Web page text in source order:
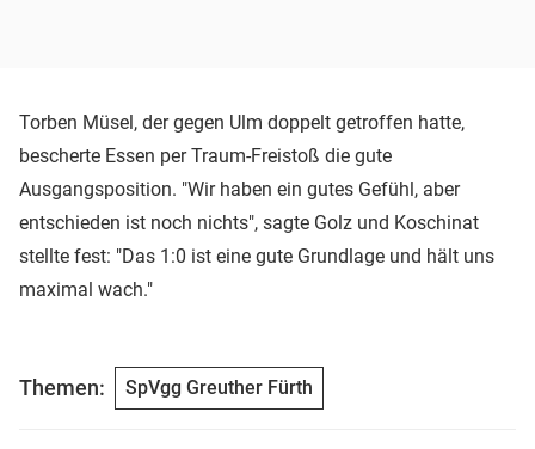
Torben Müsel, der gegen Ulm doppelt getroffen hatte,
bescherte Essen per Traum-Freistoß die gute
Ausgangsposition. "Wir haben ein gutes Gefühl, aber
entschieden ist noch nichts", sagte Golz und Koschinat
stellte fest: "Das 1:0 ist eine gute Grundlage und hält uns
maximal wach."
Themen: SpVgg Greuther Fürth